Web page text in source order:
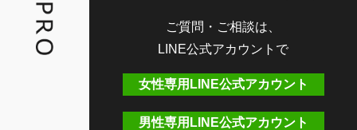
ご質問・ご相談は、
LINE公式アカウントで
女性専用LINE公式アカウント
男性専用LINE公式アカウント